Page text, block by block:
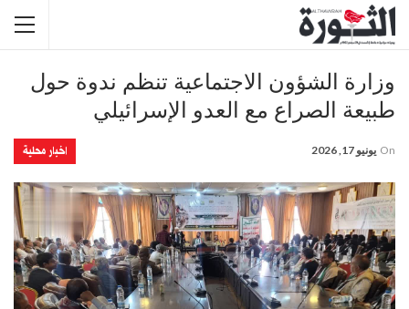
وزارة الشؤون الاجتماعية تنظم ندوة حول
طبيعة الصراع مع العدو الإسرائيلي
اخبار محلية On يونيو 17, 2026